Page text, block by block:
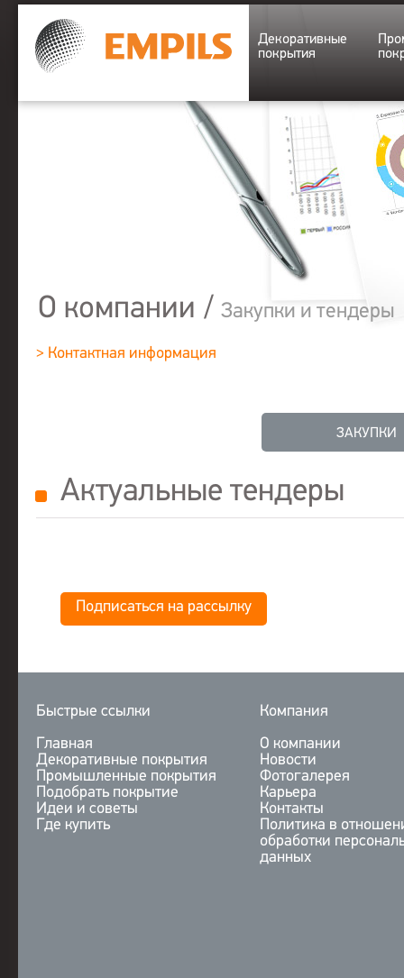
Декоративные
покрытия
О компании /Закупки и тендеры
> Контактная информация
ЗАКУПКИ
Актуальные тендеры
Подписаться на рассылку
Быстрые ссылки
Главная
Декоративные покрытия
Промышленные покрытия
Подобрать покрытие
Идеи и советы
Где купить
Компания
О компании
Новости
Фотогалерея
Карьера
Контакты
Политика в
обработки
данных